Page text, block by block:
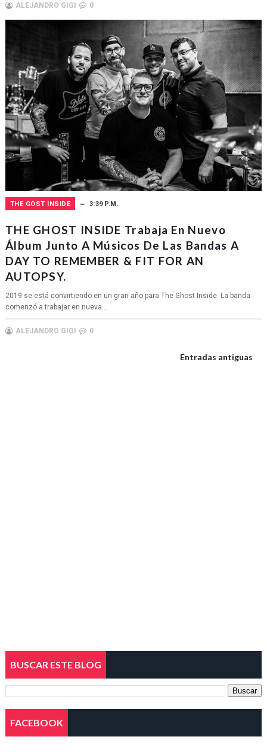
ALEJANDRO GIGI 0
THE GOST INSIDE 3:39 P.M.
THE GHOST INSIDE Trabaja En Nuevo
Álbum Junto A Músicos De Las Bandas A
DAY TO REMEMBER & FIT FOR AN
AUTOPSY.
2019 se está convirtiendo en un gran año para The Ghost Inside. La banda
comenzó a trabajar en nueva...
ALEJANDRO GIGI 0
Entradas antiguas
BUSCAR ESTE BLOG
FACEBOOK